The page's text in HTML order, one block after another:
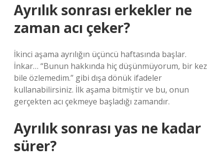
Ayrılık sonrası erkekler ne
zaman acı çeker?
İkinci aşama ayrılığın üçüncü haftasında başlar.
İnkar… “Bunun hakkında hiç düşünmüyorum, bir kez
bile özlemedim.” gibi dışa dönük ifadeler
kullanabilirsiniz. İlk aşama bitmiştir ve bu, onun
gerçekten acı çekmeye başladığı zamandır.
Ayrılık sonrası yas ne kadar
sürer?